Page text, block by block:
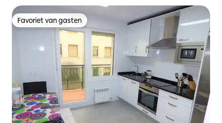
Favoriet van gasten
Favoriet van gasten